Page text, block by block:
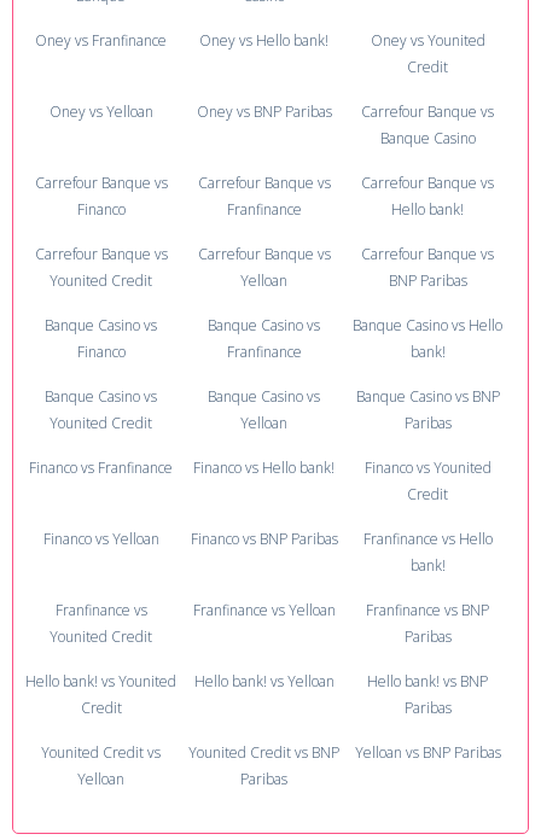
Oney vs Franfinance Oney vs Hello bank!
Oney vs Younited
Credit
Oney vs Yelloan Oney vs BNP Paribas
Carrefour Banque vs
Banque Casino
Carrefour Banque vs
Financo
Carrefour Banque vs
Franfinance
Carrefour Banque vs
Hello bank!
Carrefour Banque vs
Younited Credit
Carrefour Banque vs
Yelloan
Carrefour Banque vs
BNP Paribas
Banque Casino vs
Financo
Banque Casino vs
Franfinance
Banque Casino vs Hello
bank!
Banque Casino vs
Younited Credit
Banque Casino vs
Yelloan
Banque Casino vs BNP
Paribas
Financo vs Franfinance Financo vs Hello bank!
Financo vs Younited
Credit
Financo vs Yelloan Financo vs BNP Paribas
Franfinance vs Hello
bank!
Franfinance vs
Younited Credit
Franfinance vs Yelloan
Franfinance vs BNP
Paribas
Hello bank! vs Younited
Credit
Hello bank! vs Yelloan
Hello bank! vs BNP
Paribas
Younited Credit vs
Yelloan
Younited Credit vs BNP
Paribas
Yelloan vs BNP Paribas